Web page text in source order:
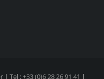
Tel : +33 (0)6 28 26 91 41 |